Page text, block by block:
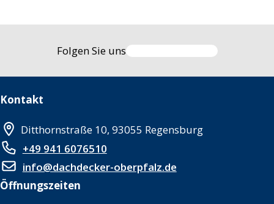
Folgen Sie uns
Kontakt
Ditthornstraße 10, 93055 Regensburg
+49 941 6076510
info@dachdecker-oberpfalz.de
Öffnungszeiten